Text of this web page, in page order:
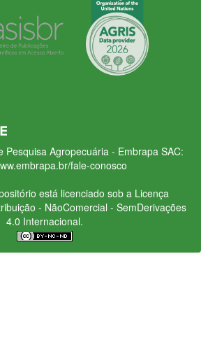
Pesquisa Agropecuária - Embrapa SAC:
fale-conosco
está licenciado sob a Licença
- NãoComercial - SemDerivações
4.0 Internacional.